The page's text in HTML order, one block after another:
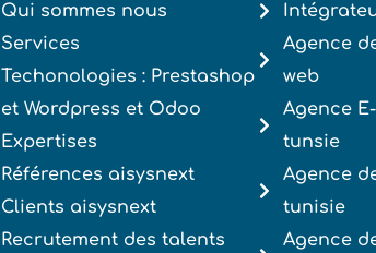
Qui sommes nous
Services
Techonologies : Prestashop
et Wordpress et Odoo
Expertises
Références aisysnext
Clients aisysnext
Recrutement des talents
Agence
web
Agence
tunsie
Agence
tunisie
Agence